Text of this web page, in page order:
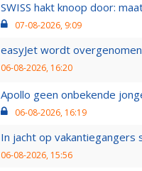
SWISS hakt knoop door:
07-08-2026, 9:09
easyJet wordt
06-08-2026, 16:20
Apollo geen onbekende
06-08-2026, 16:19
In jacht op vakantiegangers
06-08-2026, 15:56